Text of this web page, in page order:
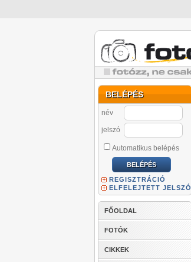
BELÉPÉS
név
jelszó
Automatikus belépés
REGISZTRÁCIÓ
ELFELEJTETT JELSZÓ
FŐOLDAL
FOTÓK
CIKKEK